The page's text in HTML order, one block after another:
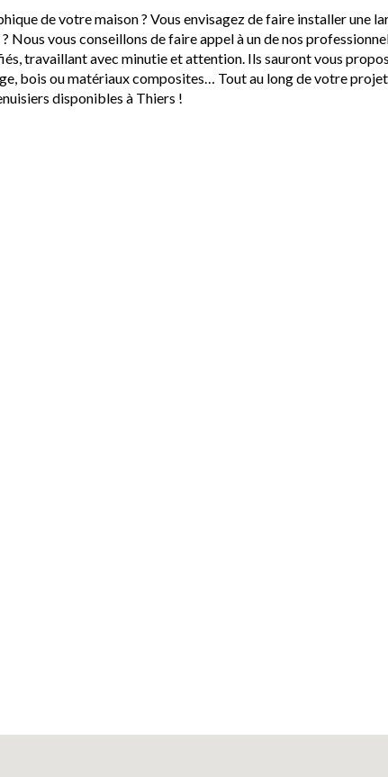
de votre maison ? Vous envisagez de faire installer une
vous conseillons de faire appel à un de nos
travaillant avec minutie et attention. Ils sauront vous
bois ou matériaux composites… Tout au long de votre
disponibles à Thiers !